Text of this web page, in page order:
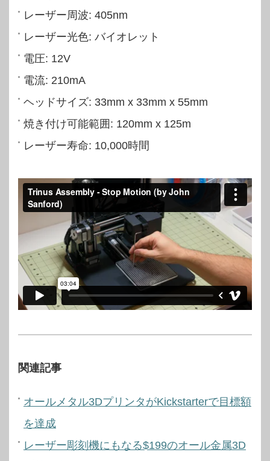
レーザー周波: 405nm
レーザー光色: バイオレット
電圧: 12V
電流: 210mA
ヘッドサイズ: 33mm x 33mm x 55mm
焼き付け可能範囲: 120mm x 125m
レーザー寿命: 10,000時間
関連記事
オールメタル3DプリンタがKickstarterで目標額
を達成
レーザー彫刻機にもなる$199のオール金属3D